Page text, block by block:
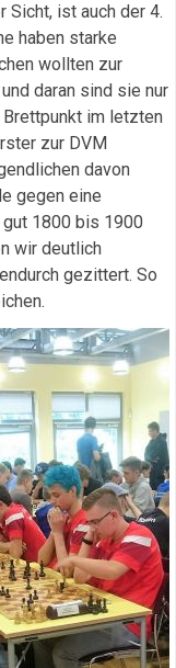
Sicht, ist auch der 4.
haben starke
wollten zur
daran sind sie nur
Brettpunkt im letzten
zur DVM
davon
gegen eine
1800 bis 1900
wir deutlich
gezittert. So